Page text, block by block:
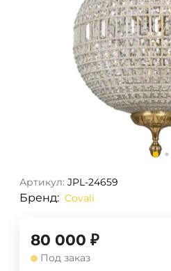
Артикул: JPL-24659
Бренд: Covali
80 000 ₽
Под заказ